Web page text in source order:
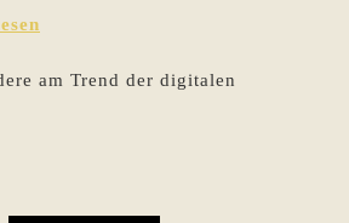
am Trend der digitalen